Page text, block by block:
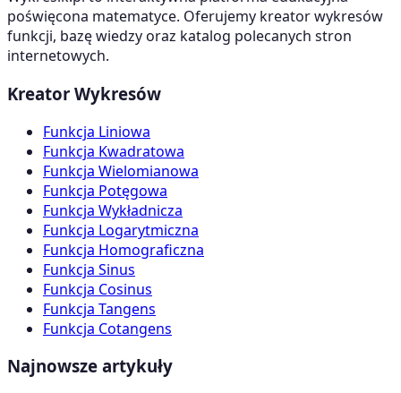
poświęcona matematyce. Oferujemy kreator wykresów
funkcji, bazę wiedzy oraz katalog polecanych stron
internetowych.
Kreator Wykresów
Funkcja Liniowa
Funkcja Kwadratowa
Funkcja Wielomianowa
Funkcja Potęgowa
Funkcja Wykładnicza
Funkcja Logarytmiczna
Funkcja Homograficzna
Funkcja Sinus
Funkcja Cosinus
Funkcja Tangens
Funkcja Cotangens
Najnowsze artykuły